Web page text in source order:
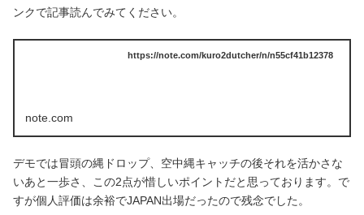
ンクで記事読んでみてください。
https://note.com/kuro2dutcher/n/n55cf41b12378
note.com
デモでは冒頭の縄ドロップ、空中縄キャッチの後それを活かさな
いあと一歩さ、この2点が惜しいポイントだと思っております。で
すが個人評価は余裕でJAPAN出場だったので残念でした。